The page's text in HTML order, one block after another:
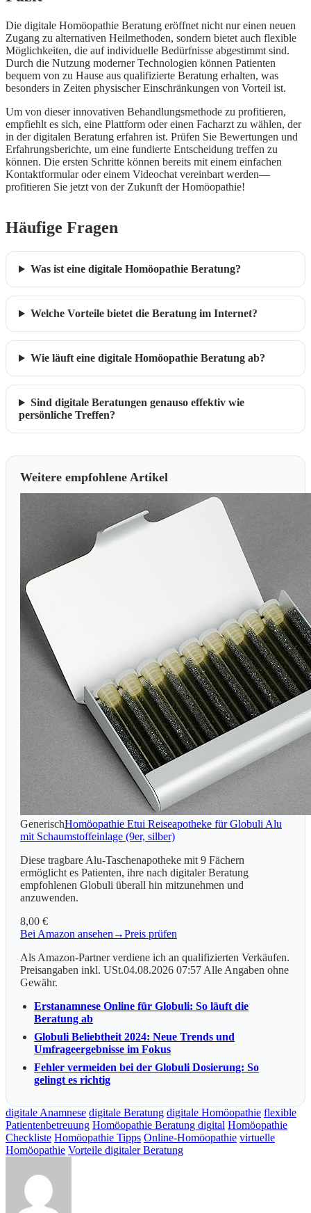
Die digitale Homöopathie Beratung eröffnet nicht nur einen neuen
Zugang zu alternativen Heilmethoden, sondern bietet auch flexible
Möglichkeiten, die auf individuelle Bedürfnisse abgestimmt sind.
Durch die Nutzung moderner Technologien können Patienten
bequem von zu Hause aus qualifizierte Beratung erhalten, was
besonders in Zeiten physischer Einschränkungen von Vorteil ist.
Um von dieser innovativen Behandlungsmethode zu profitieren,
empfiehlt es sich, eine Plattform oder einen Facharzt zu wählen, der
in der digitalen Beratung erfahren ist. Prüfen Sie Bewertungen und
Erfahrungsberichte, um eine fundierte Entscheidung treffen zu
können. Die ersten Schritte können bereits mit einem einfachen
Kontaktformular oder einem Videochat vereinbart werden—
profitieren Sie jetzt von der Zukunft der Homöopathie!
Häufige Fragen
Was ist eine digitale Homöopathie Beratung?
Welche Vorteile bietet die Beratung im Internet?
Wie läuft eine digitale Homöopathie Beratung ab?
Sind digitale Beratungen genauso effektiv wie
persönliche Treffen?
Weitere empfohlene Artikel
GenerischHomöopathie Etui Reiseapotheke für Globuli Alu
mit Schaumstoffeinlage (9er, silber)
Diese tragbare Alu-Taschenapotheke mit 9 Fächern
ermöglicht es Patienten, ihre nach digitaler Beratung
empfohlenen Globuli überall hin mitzunehmen und
anzuwenden.
8,00 €
Bei Amazon ansehen →Preis prüfen
Als Amazon-Partner verdiene ich an qualifizierten Verkäufen.
Preisangaben inkl. USt.04.08.2026 07:57 Alle Angaben ohne
Gewähr.
Erstanamnese Online für Globuli: So läuft die
Beratung ab
Globuli Beliebtheit 2024: Neue Trends und
Umfrageergebnisse im Fokus
Fehler vermeiden bei der Globuli Dosierung: So
gelingt es richtig
digitale Anamnese digitale Beratung digitale Homöopathie flexible
Patientenbetreuung Homöopathie Beratung digital Homöopathie
Checkliste Homöopathie Tipps Online-Homöopathie virtuelle
Homöopathie Vorteile digitaler Beratung